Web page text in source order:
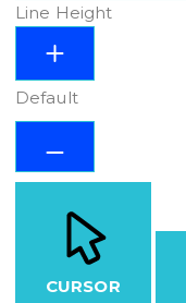
Line Height
Default
CURSOR